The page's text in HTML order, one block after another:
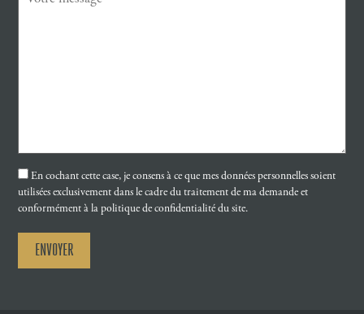
En cochant cette case, je consens à ce que mes données personnelles soient
utilisées exclusivement dans le cadre du traitement de ma demande et
conformément à la politique de confidentialité du site.